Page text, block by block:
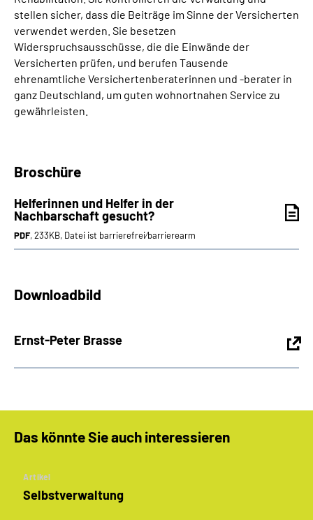
stellen sicher, dass die Beiträge im Sinne der Versicherten
verwendet werden. Sie besetzen
Widerspruchsausschüsse, die die Einwände der
Versicherten prüfen, und berufen Tausende
ehrenamtliche Versichertenberaterinnen und -berater in
ganz Deutschland, um guten wohnortnahen Service zu
gewährleisten.
Broschüre
Helferinnen und Helfer in der
Nachbarschaft gesucht?
PDF, 233KB, Datei ist barrierefrei⁄barrierearm
Downloadbild
Ernst-Peter Brasse
Das könnte Sie auch interessieren
Artikel
Selbstverwaltung